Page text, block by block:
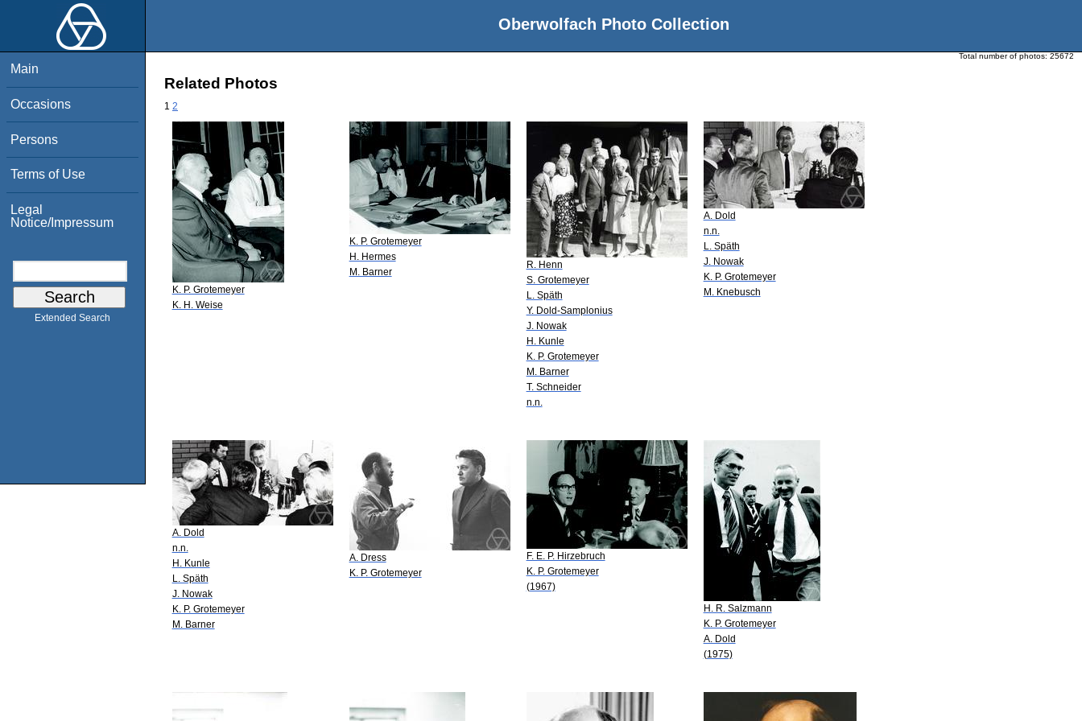
Oberwolfach Photo Collection
Main
Occasions
Persons
Terms of Use
Legal
Notice/Impressum
Extended Search
Total number of photos: 25672
Related Photos
1 2
K. P. Grotemeyer
K. H. Weise
K. P. Grotemeyer
H. Hermes
M. Barner
R. Henn
S. Grotemeyer
L. Späth
Y. Dold-Samplonius
J. Nowak
H. Kunle
K. P. Grotemeyer
M. Barner
T. Schneider
n.n.
A. Dold
n.n.
L. Späth
J. Nowak
K. P. Grotemeyer
M. Knebusch
A. Dold
n.n.
H. Kunle
L. Späth
J. Nowak
K. P. Grotemeyer
M. Barner
A. Dress
K. P. Grotemeyer
F. E. P. Hirzebruch
K. P. Grotemeyer
(1967)
H. R. Salzmann
K. P. Grotemeyer
A. Dold
(1975)